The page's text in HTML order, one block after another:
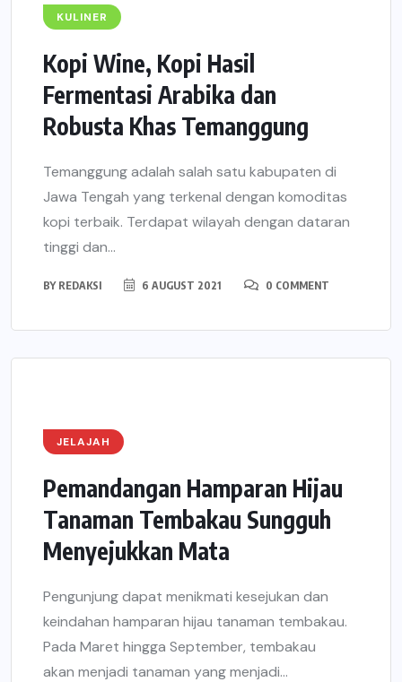
KULINER
Kopi Wine, Kopi Hasil
Fermentasi Arabika dan
Robusta Khas Temanggung
Temanggung adalah salah satu kabupaten di
Jawa Tengah yang terkenal dengan komoditas
kopi terbaik. Terdapat wilayah dengan dataran
tinggi dan...
BY REDAKSI 6 AUGUST 2021 0 COMMENT
JELAJAH
Pemandangan Hamparan Hijau
Tanaman Tembakau Sungguh
Menyejukkan Mata
Pengunjung dapat menikmati kesejukan dan
keindahan hamparan hijau tanaman tembakau.
Pada Maret hingga September, tembakau
akan menjadi tanaman yang menjadi...